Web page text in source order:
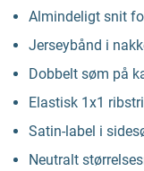
Almindeligt snit
Jerseybånd i
Dobbelt søm på
Elastisk 1x1
Satin-label i
Neutralt